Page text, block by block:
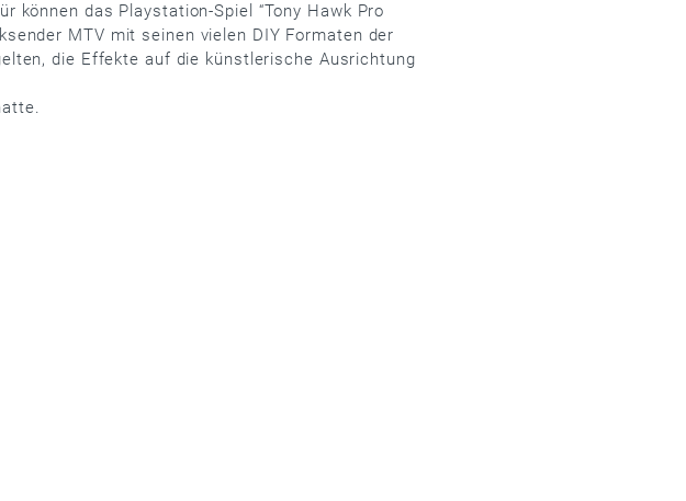
können das Playstation-Spiel “Tony Hawk Pro
MTV mit seinen vielen DIY Formaten der
die Effekte auf die künstlerische Ausrichtung